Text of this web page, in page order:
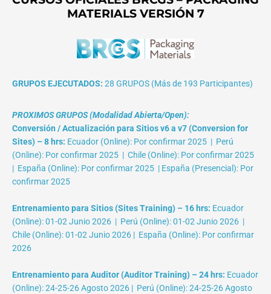
MATERIALS VERSIÓN 7
GRUPOS EJECUTADOS: 28 GRUPOS (Más de 193 Participantes)
PROXIMOS GRUPOS (Modalidad Abierta/Open):
Conversión / Actualización para Sitios v6 a v7 (Conversion for
Sites) – 8 hrs: Ecuador (Online): Por confirmar 2025 | Perú
(Online): Por confirmar 2025 | Chile (Online): Por confirmar 2025
| España (Online): Por confirmar 2025 | España (Presencial): Por
confirmar 2025
Entrenamiento para Sitios (Sites Training) – 16 hrs: Ecuador
(Online): 01-02 Junio 2026 | Perú (Online): 01-02 Junio 2026 |
Chile (Online): 01-02 Junio 2026 | España (Online): Por confirmar
2026
Entrenamiento para Auditor (Auditor Training) – 24 hrs: Ecuador
(Online): 24-25-26 Agosto 2026 | Perú (Online): 24-25-26 Agosto